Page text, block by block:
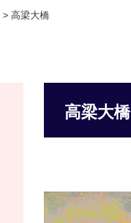
> 高梁大橋
高梁大橋